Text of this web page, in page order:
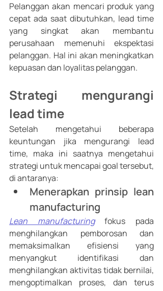
Pelanggan akan mencari produk yang
cepat ada saat dibutuhkan, lead time
yang singkat akan membantu
perusahaan memenuhi ekspektasi
pelanggan. Hal ini akan meningkatkan
kepuasan dan loyalitas pelanggan.
Strategi mengurangi
lead time
Setelah mengetahui beberapa
keuntungan jika mengurangi lead
time, maka ini saatnya mengetahui
strategi untuk mencapai goal tersebut,
di antaranya:
Menerapkan prinsip lean
manufacturing
Lean manufacturing fokus pada
menghilangkan pemborosan dan
memaksimalkan efisiensi yang
menyangkut identifikasi dan
menghilangkan aktivitas tidak bernilai,
mengoptimalkan proses, dan terus